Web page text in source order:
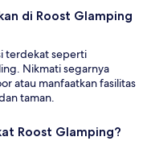
di Roost Glamping
terdekat seperti
Nikmati segarnya
atau manfaatkan fasilitas
taman.
Roost Glamping?